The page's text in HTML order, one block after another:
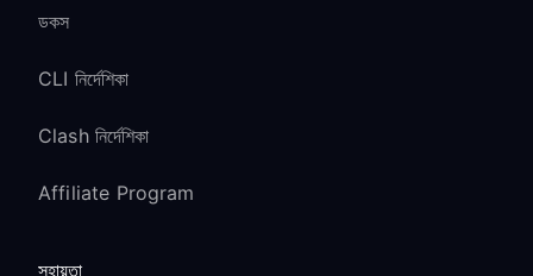
ডকস
CLI নির্দেশিকা
Clash নির্দেশিকা
Affiliate Program
সহায়তা